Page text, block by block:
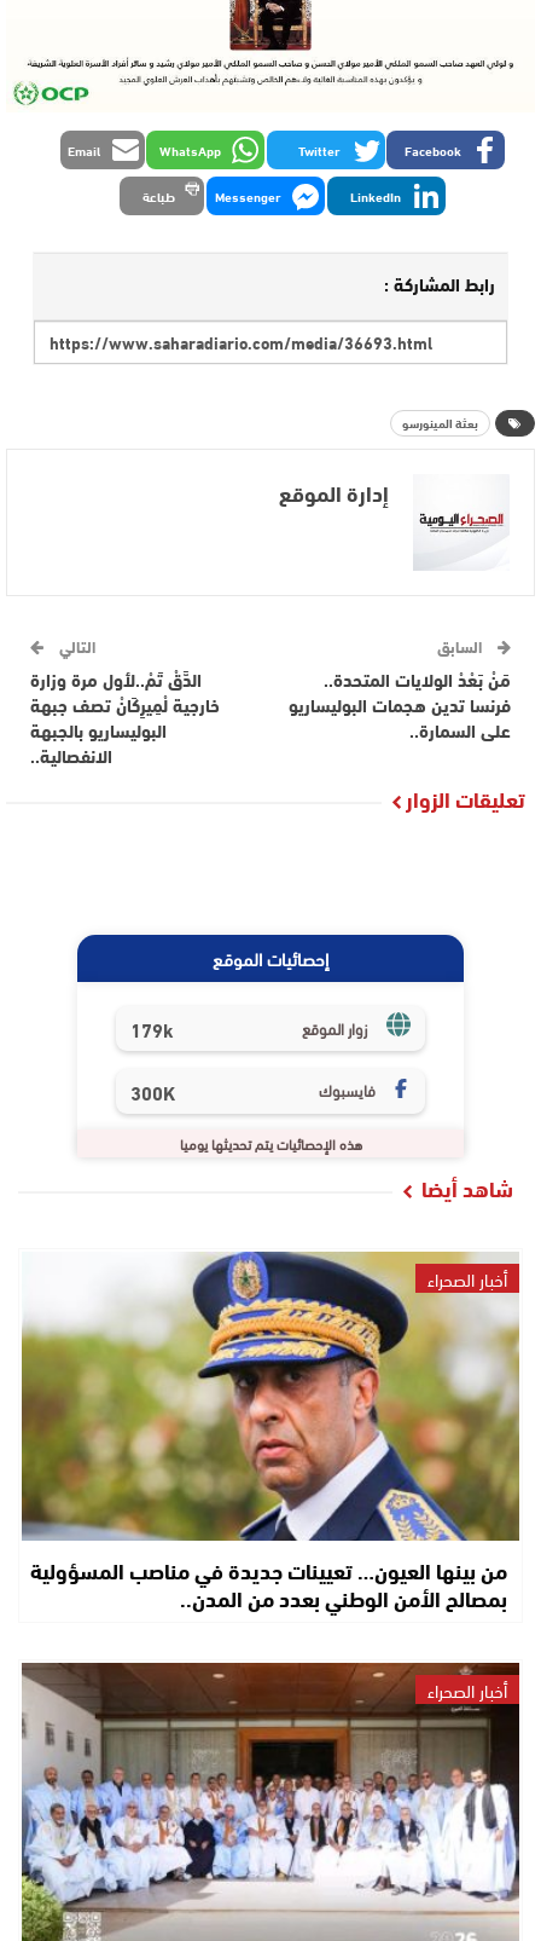
Facebook
Twitter
WhatsApp
Email
LinkedIn
Messenger طباعة
رابط المشاركة :
بعثة المينورسو
إدارة الموقع
السابق
مَنْ بَعْدْ الولايات المتحدة..
فرنسا تدين هجمات البوليساريو
على السمارة..
التالي
الدَّقْ تَمْ..لأول مرة وزارة
خارجية لْمِيرِكَانْ تصف جبهة
البوليساريو بالجبهة
الانفصالية..
تعليقات الزوار
إحصائيات الموقع
زوار الموقع 179k
فايسبوك 300K
هذه الإحصائيات يتم تحديثها يوميا
شاهد أيضا
أخبار الصحراء
من بينها العيون… تعيينات جديدة في مناصب المسؤولية
بمصالح الأمن الوطني بعدد من المدن..
أخبار الصحراء